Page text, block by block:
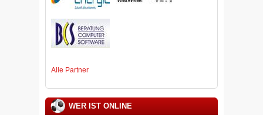
Alle Partner
WER IST ONLINE